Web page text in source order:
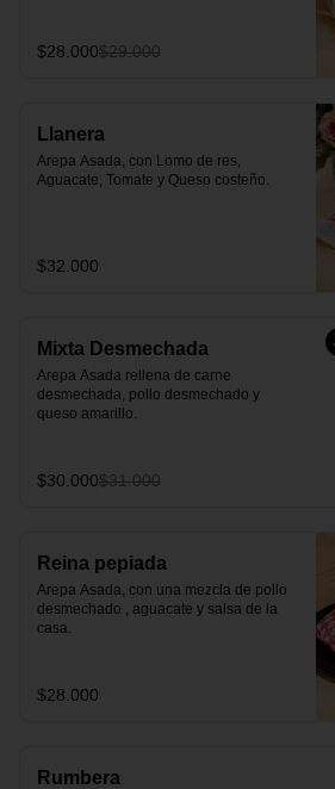
$28.000$29.000
Llanera
Arepa Asada, con Lomo de res,
Aguacate, Tomate y Queso costeño.
$32.000
Mixta Desmechada
Arepa Asada rellena de carne
desmechada, pollo desmechado y
queso amarillo.
$30.000$31.000
Reina pepiada
Arepa Asada, con una mezcla de pollo
desmechado , aguacate y salsa de la
casa.
$28.000
Rumbera